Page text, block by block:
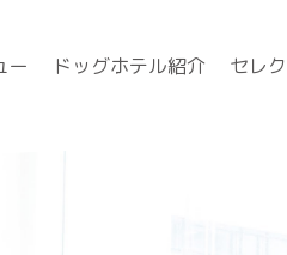
ー ドッグホテル紹介 セレ